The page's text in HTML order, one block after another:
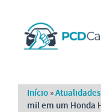
Início »Atualidades
mil em um Honda